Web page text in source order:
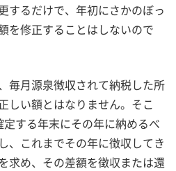
するだけで、年初にさかのぼっ
を修正することはしないので
毎月源泉徴収されて納税した所
しい額とはなりません。そこ
する年末にその年に納めるべ
、これまでその年に徴収してき
求め、その差額を徴収または還